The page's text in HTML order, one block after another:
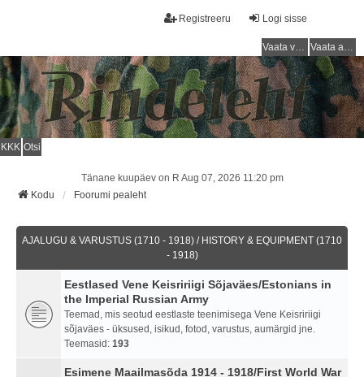
Logi sisse
Registreeru
Vaata vastamata teemasi Vaata aktiivseid teemasid
KKK Otsi
Tänane kuupäev on R Aug 07, 2026 11:20 pm
Kodu
Foorumi pealeht
AJALUGU & VARUSTUS (1710 - 1918) / HISTORY & EQUIPMENT (1710
- 1918)
Eestlased Vene Keisririigi Sõjaväes/Estonians in
the Imperial Russian Army
Teemad, mis seotud eestlaste teenimisega Vene Keisririigi
sõjaväes - üksused, isikud, fotod, varustus, aumärgid jne.
Teemasid: 193
Esimene Maailmasõda 1914 - 1918/First World War